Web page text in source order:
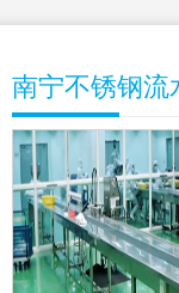
南宁不锈钢流